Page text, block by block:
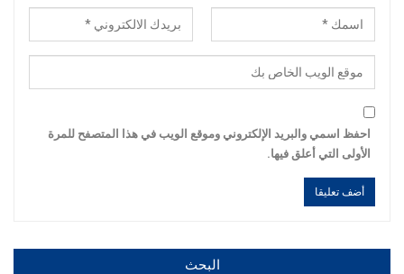
احفظ اسمي والبريد الإلكتروني وموقع الويب في هذا المتصفح للمرة
الأولى التي أعلق فيها.
البحث